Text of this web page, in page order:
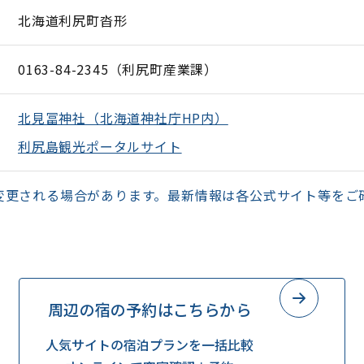
北海道利尻町沓形
0163-84-2345（利尻町産業課）
北見冨神社（北海道神社庁HP内）
利尻島観光ポータルサイト
される場合があります。最新情報は各公式サイト等をご
周辺の宿の予約はこちらから
人気サイトの宿泊プランを一括比較